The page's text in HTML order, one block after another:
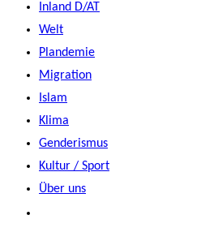
Inland D/AT
Welt
Plandemie
Migration
Islam
Klima
Genderismus
Kultur / Sport
Über uns